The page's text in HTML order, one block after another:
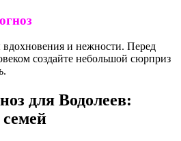
и нежности. Перед
создайте небольшой сюрприз
для Водолеев: